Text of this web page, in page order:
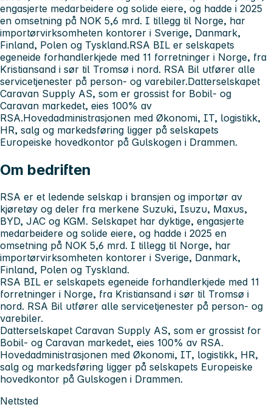
engasjerte medarbeidere og solide eiere, og hadde i 2025
en omsetning på NOK 5,6 mrd. I tillegg til Norge, har
importørvirksomheten kontorer i Sverige, Danmark,
Finland, Polen og Tyskland.RSA BIL er selskapets
egeneide forhandlerkjede med 11 forretninger i Norge, fra
Kristiansand i sør til Tromsø i nord. RSA Bil utfører alle
servicetjenester på person- og varebiler.Datterselskapet
Caravan Supply AS, som er grossist for Bobil- og
Caravan markedet, eies 100% av
RSA.Hovedadministrasjonen med Økonomi, IT, logistikk,
HR, salg og markedsføring ligger på selskapets
Europeiske hovedkontor på Gulskogen i Drammen.
Om bedriften
RSA er et ledende selskap i bransjen og importør av
kjøretøy og deler fra merkene Suzuki, Isuzu, Maxus,
BYD, JAC og KGM. Selskapet har dyktige, engasjerte
medarbeidere og solide eiere, og hadde i 2025 en
omsetning på NOK 5,6 mrd. I tillegg til Norge, har
importørvirksomheten kontorer i Sverige, Danmark,
Finland, Polen og Tyskland.
RSA BIL er selskapets egeneide forhandlerkjede med 11
forretninger i Norge, fra Kristiansand i sør til Tromsø i
nord. RSA Bil utfører alle servicetjenester på person- og
varebiler.
Datterselskapet Caravan Supply AS, som er grossist for
Bobil- og Caravan markedet, eies 100% av RSA.
Hovedadministrasjonen med Økonomi, IT, logistikk, HR,
salg og markedsføring ligger på selskapets Europeiske
hovedkontor på Gulskogen i Drammen.
Nettsted